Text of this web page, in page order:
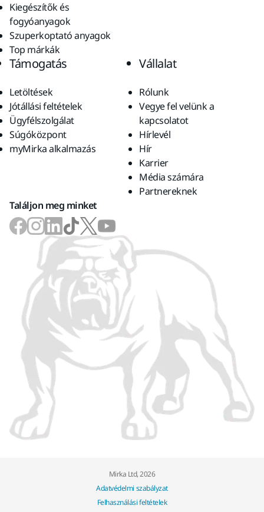
Kiegészítők és
fogyóanyagok
Szuperkoptató anyagok
Top márkák
Támogatás
Letöltések
Jótállási feltételek
Ügyfélszolgálat
Súgóközpont
myMirka alkalmazás
Vállalat
Rólunk
Vegye fel velünk a
kapcsolatot
Hírlevél
Hír
Karrier
Média számára
Partnereknek
Találjon meg minket
Mirka Ltd, 2026
Adatvédelmi szabályzat
Felhasználási feltételek